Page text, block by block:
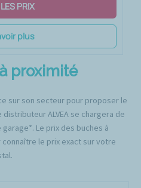
PRIX
plus
proximité
sur son secteur pour proposer le
ALVEA se chargera de
Le prix des buches à
connaître le prix exact sur votre